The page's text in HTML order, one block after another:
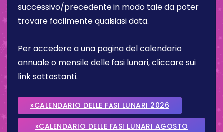
successivo/precedente in modo tale da poter
trovare facilmente qualsiasi data.
Per accedere a una pagina del calendario
annuale o mensile delle fasi lunari, cliccare sui
link sottostanti.
»CALENDARIO DELLE FASI LUNARI 2026
»CALENDARIO DELLE FASI LUNARI AGOSTO